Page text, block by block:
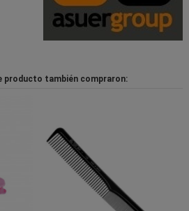
producto también compraron: